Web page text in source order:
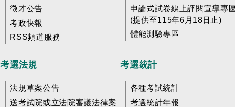
徵才公告
考政快報
RSS頻道服務
申論式試卷線上評閱宣導專
(提供至115年6月18日止)
體能測驗專區
考選法規
法規草案公告
送考試院或立法院審議法律案
考選統計
各種考試統計
考選統計年報